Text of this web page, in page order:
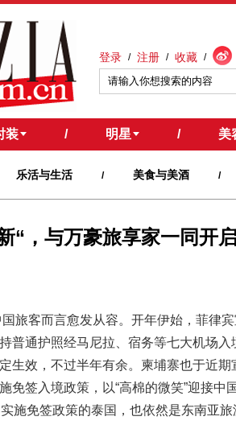
登录 / 注册 / 收藏 /
装 / 明星 / 美
乐活与生活 / 美食与美酒 /
“，与万豪旅享家一同开
旅客而言愈发从容。开年伊始，菲律
普通护照经马尼拉、宿务等七大机场
生效，不过半年有余。柬埔寨也于近
免签入境政策，以“高棉的微笑”迎接中
施免签政策的泰国，也依然是东南亚旅